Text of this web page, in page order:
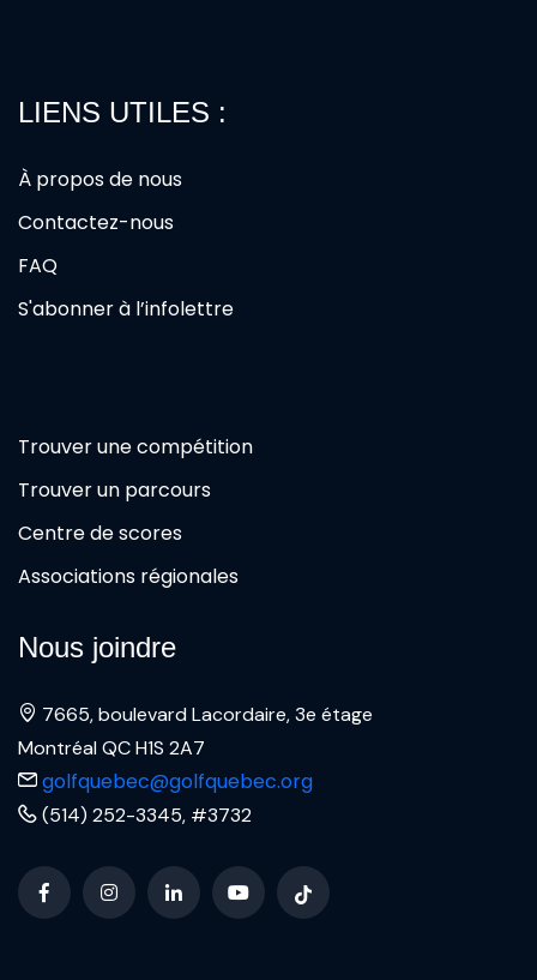
LIENS UTILES :
À propos de nous
Contactez-nous
FAQ
S'abonner à l’infolettre
Trouver une compétition
Trouver un parcours
Centre de scores
Associations régionales
Nous joindre
7665, boulevard Lacordaire, 3e étage
Montréal QC H1S 2A7
golfquebec@golfquebec.org
(514) 252-3345, #3732